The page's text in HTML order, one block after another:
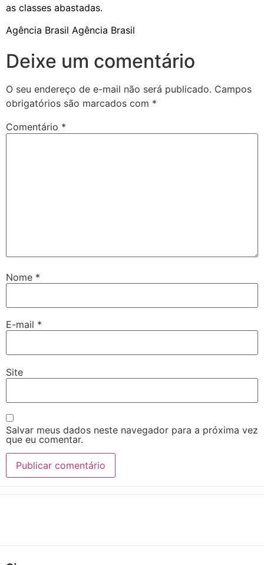
as classes abastadas.
Agência Brasil Agência Brasil
Deixe um comentário
O seu endereço de e-mail não será publicado. Campos
obrigatórios são marcados com *
Comentário *
Nome *
E-mail *
Site
Salvar meus dados neste navegador para a próxima vez
que eu comentar.